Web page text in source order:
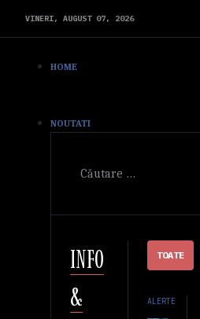
VINERI, AUGUST 07, 2026
HOME
NOUTATI
Cautare
INFO
&
TOATE
ALERTE